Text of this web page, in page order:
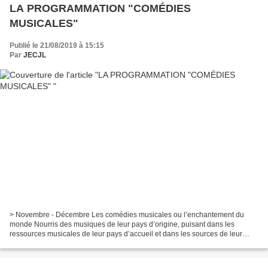
LA PROGRAMMATION "COMÉDIES
MUSICALES"
Publié le 21/08/2019 à 15:15
Par JECJL
> Novembre - Décembre Les comédies musicales ou l’enchantement du
monde Nourris des musiques de leur pays d’origine, puisant dans les
ressources musicales de leur pays d’accueil et dans les sources de leur